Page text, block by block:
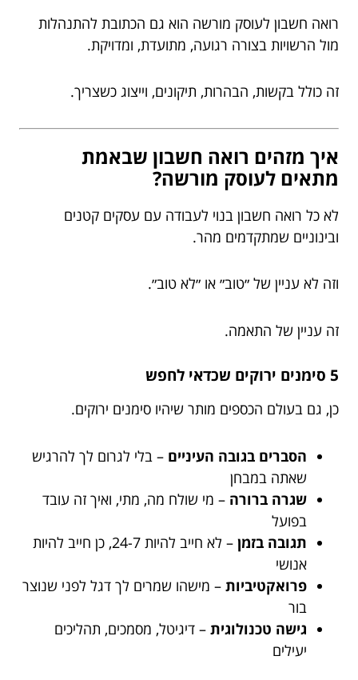
רואה חשבון לעוסק מורשה הוא גם הכתובת להתנהלות
מול הרשויות בצורה רגועה, מתועדת, ומדויקת.
זה כולל בקשות, הבהרות, תיקונים, וייצוג כשצריך.
איך מזהים רואה חשבון שבאמת
מתאים לעוסק מורשה?
לא כל רואה חשבון בנוי לעבודה עם עסקים קטנים
ובינוניים שמתקדמים מהר.
וזה לא עניין של ״טוב״ או ״לא טוב״.
זה עניין של התאמה.
5 סימנים ירוקים שכדאי לחפש
כן, גם בעולם הכספים מותר שיהיו סימנים ירוקים.
הסברים בגובה העיניים – בלי לגרום לך להרגיש
שאתה במבחן
שגרה ברורה – מי שולח מה, מתי, ואיך זה עובד
בפועל
תגובה בזמן
– לא חייב להיות 24-7, כן חייב להיות
אנושי
פרואקטיביות – מישהו שמרים לך דגל לפני שנוצר
בור
גישה טכנולוגית – דיגיטל, מסמכים, תהליכים
יעילים